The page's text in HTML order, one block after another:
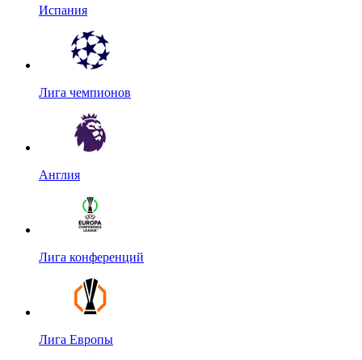
Испания
Лига чемпионов
Англия
Лига конференций
Лига Европы